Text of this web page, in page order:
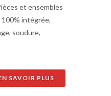
et ensembles
intégrée,
soudure,
SAVOIR PLUS